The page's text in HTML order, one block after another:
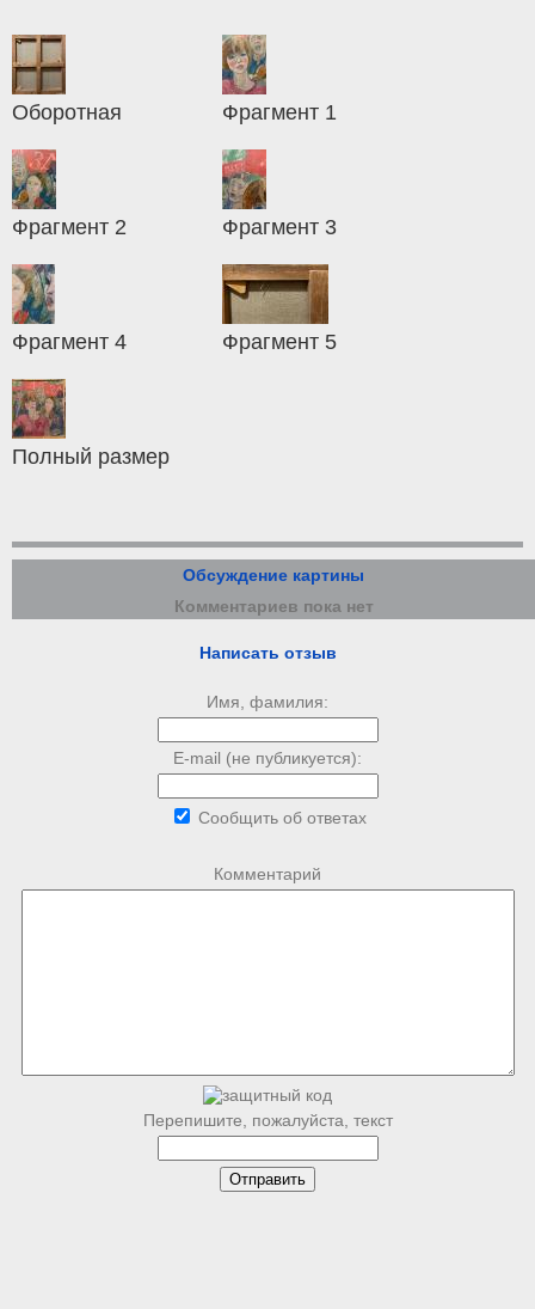
Оборотная Фрагмент 1
Фрагмент 2 Фрагмент 3
Фрагмент 4 Фрагмент 5
Полный размер
Обсуждение картины
Комментариев пока нет
Написать отзыв
Имя, фамилия:
E-mail (не публикуется):
Сообщить об ответах
Комментарий
Перепишите, пожалуйста, текст